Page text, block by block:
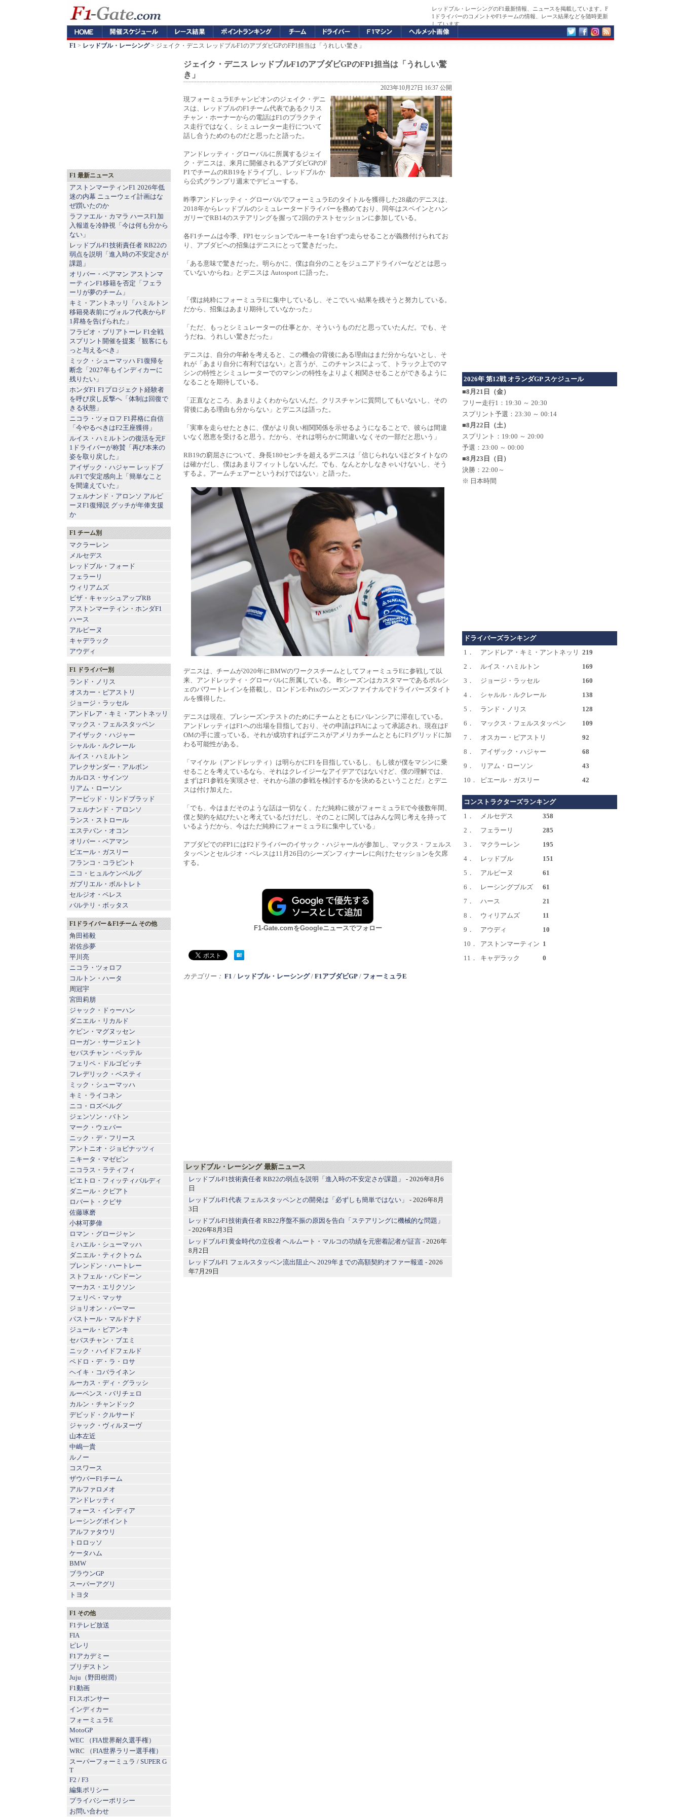
レッドブル・レーシングのF1最新情報、ニュースを掲載しています。F
1ドライバーのコメントやF1チームの情報、レース結果などを随時更新
しています。
F1 > レッドブル・レーシング> ジェイク・デニス レッドブルF1のアブダビGPのFP1担当は「うれしい驚き」
ジェイク・デニス レッドブルF1のアブダビGPのFP1担当は「うれしい驚
き」
2023年10月27日 16:37 公開
現フォーミュラEチャンピオンのジェイク・デニ
スは、レッドブルのF1チーム代表であるクリス
チャン・ホーナーからの電話はF1のプラクティ
ス走行ではなく、シミュレーター走行について
話し合うためのものだと思ったと語った。
アンドレッティ・グローバルに所属するジェイ
ク・デニスは、来月に開催されるアブダビGPのF
P1でチームのRB19をドライブし、レッドブルか
ら公式グランプリ週末でデビューする。
昨季アンドレッティ・グローバルでフォーミュラEのタイトルを獲得した28歳のデニスは、
2018年からレッドブルのシミュレータードライバーを務めており、同年はスペインとハン
ガリーでRB14のステアリングを握って2回のテストセッションに参加している。
各F1チームは今季、FP1セッションでルーキーを1台ずつ走らせることが義務付けられてお
り、アブダビへの招集はデニスにとって驚きだった。
「ある意味で驚きだった。明らかに、僕は自分のことをジュニアドライバーなどとは思っ
ていないからね」とデニスは Autosport に語った。
「僕は純粋にフォーミュラEに集中しているし、そこでいい結果を残そうと努力している。
だから、招集はあまり期待していなかった」
「ただ、もっとシミュレーターの仕事とか、そういうものだと思っていたんだ。でも、そ
うだね、うれしい驚きだった」
デニスは、自分の年齢を考えると、この機会の背後にある理由はまだ分からないとし、そ
れが「あまり自分に有利ではない」と言うが、このチャンスによって、トラック上でのマ
シンの特性とシミュレーターでのマシンの特性をよりよく相関させることができるように
なることを期待している。
「正直なところ、あまりよくわからないんだ。クリスチャンに質問してもいないし、その
背後にある理由も分からない」とデニスは語った。
「実車を走らせたときに、僕がより良い相関関係を示せるようになることで、彼らは間違
いなく恩恵を受けると思う。だから、それは明らかに間違いなくその一部だと思いう」
RB19の窮屈さについて、身長180センチを超えるデニスは「信じられないほどタイトなの
は確かだし、僕はあまりフィットしないんだ。でも、なんとかしなきゃいけないし、そう
するよ。アームチェアーというわけではない」と語った。
デニスは、チームが2020年にBMWのワークスチームとしてフォーミュラEに参戦して以
来、アンドレッティ・グローバルに所属している。 昨シーズンはカスタマーであるポルシ
ェのパワートレインを搭載し、ロンドンE-Prixのシーズンファイナルでドライバーズタイト
ルを獲得した。
デニスは現在、プレシーズンテストのためにチームとともにバレンシアに滞在している。
アンドレッティはF1への出場を目指しており、その申請はFIAによって承認され、現在はF
OMの手に渡っている。それが成功すればデニスがアメリカチームとともにF1グリッドに加
わる可能性がある。
「マイケル（アンドレッティ）は明らかにF1を目指しているし、もし彼が僕をマシンに乗
せることを考えているなら、それはクレイジーなアイデアではないけど、僕の理解では、
まずはF1参戦を実現させ、それから誰の参戦を検討するかを決めるということだ」とデニ
スは付け加えた。
「でも、今はまだそのような話は一切なく、ただ純粋に彼がフォーミュラEで今後数年間、
僕と契約を結びたいと考えているだけだし、そのことに関してはみんな同じ考えを持って
いるようだから、今はただ純粋にフォーミュラEに集中している」
アブダビでのFP1にはF2ドライバーのイサック・ハジャールが参加し、マックス・フェルス
タッペンとセルジオ・ペレスは11月26日のシーズンフィナーレに向けたセッションを欠席
する。
F1-Gate.comをGoogleニュースでフォロー
カテゴリー： F1 / レッドブル・レーシング/ F1アブダビGP / フォーミュラE
レッドブル・レーシング 最新ニュース
レッドブルF1技術責任者 RB22の弱点を説明「進入時の不安定さが課題」
- 2026年8月6
日
レッドブルF1代表 フェルスタッペンとの開発は「必ずしも簡単ではない」
- 2026年8月
3日
レッドブルF1技術責任者 RB22序盤不振の原因を告白「ステアリングに機械的な問題」
- 2026年8月3日
レッドブルF1黄金時代の立役者 ヘルムート・マルコの功績を元密着記者が証言 - 2026年
8月2日
レッドブルF1 フェルスタッペン流出阻止へ 2029年までの高額契約オファー報道 - 2026
年7月29日
F1 最新ニュース
アストンマーティンF1 2026年低
迷の内幕 ニューウェイ計画はな
ぜ躓いたのか
ラファエル・カマラ ハースF1加
入報道を冷静視「今は何も分から
ない」
レッドブルF1技術責任者 RB22の
弱点を説明「進入時の不安定さが
課題」
オリバー・ベアマン アストンマ
ーティンF1移籍を否定「フェラ
ーリが夢のチーム」
キミ・アントネッリ「ハミルトン
移籍発表前にヴォルフ代表からF
1昇格を告げられた」
フラビオ・ブリアトーレ F1全戦
スプリント開催を提案「観客にも
っと与えるべき」
ミック・シューマッハ F1復帰を
断念「2027年もインディカーに
残りたい」
ホンダF1 F1プロジェクト経験者
を呼び戻し反撃へ「体制は回復で
きる状態」
ニコラ・ツォロフ F1昇格に自信
「今やるべきはF2王座獲得」
ルイス・ハミルトンの復活を元F
1ドライバーが称賛「再び本来の
姿を取り戻した」
アイザック・ハジャー レッドブ
ルF1で安定感向上「簡単なこと
を間違えていた」
フェルナンド・アロンソ アルピ
ーヌF1復帰説 グッチが年俸支援
か
F1 チーム別
マクラーレン
メルセデス
レッドブル ・ フォード
フェラーリ
ウィリアムズ
ビザ・キャッシュアップRB
アストンマーティン ・ ホンダF1
ハース
アルピーヌ
キャデラック
アウディ
F1 ドライバー別
ランド・ノリス
オスカー・ピアストリ
ジョージ・ラッセル
アンドレア・キミ・アントネッリ
マックス・フェルスタッペン
アイザック・ハジャー
シャルル・ルクレール
ルイス・ハミルトン
アレクサンダー・アルボン
カルロス・サインツ
リアム・ローソン
アービッド・リンドブラッド
フェルナンド・アロンソ
ランス・ストロール
エステバン・オコン
オリバー・ベアマン
ピエール・ガスリー
フランコ・コラピント
ニコ・ヒュルケンベルグ
ガブリエル・ボルトレト
セルジオ・ペレス
バルテリ・ボッタス
F1ドライバー＆F1チーム その他
角田裕毅
岩佐歩夢
平川亮
ニコラ・ツォロフ
コルトン・ハータ
周冠宇
宮田莉朋
ジャック・ドゥーハン
ダニエル・リカルド
ケビン・マグヌッセン
ローガン・サージェント
セバスチャン・ベッテル
フェリペ・ドルゴビッチ
フレデリック・ベスティ
ミック・シューマッハ
キミ・ライコネン
ニコ・ロズベルグ
ジェンソン・バトン
マーク・ウェバー
ニック・デ・フリース
アントニオ・ジョビナッツィ
ニキータ・マゼピン
ニコラス・ラティフィ
ピエトロ・フィッティパルディ
ダニール・クビアト
ロバート・クビサ
佐藤琢磨
小林可夢偉
ロマン・グロージャン
ミハエル・シューマッハ
ダニエル・ティクトゥム
ブレンドン・ハートレー
ストフェル・バンドーン
マーカス・エリクソン
フェリペ・マッサ
ジョリオン・パーマー
パストール・マルドナド
ジュール・ビアンキ
セバスチャン・ブエミ
ニック・ハイドフェルド
ペドロ・デ・ラ・ロサ
ヘイキ・コバライネン
ルーカス・ディ・グラッシ
ルーベンス・バリチェロ
カルン・チャンドック
デビッド・クルサード
ジャック・ヴィルヌーヴ
山本左近
中嶋一貴
ルノー
コスワース
ザウバーF1チーム
アルファロメオ
アンドレッティ
フォース・インディア
レーシングポイント
アルファタウリ
トロロッソ
ケータハム
BMW
ブラウンGP
スーパーアグリ
トヨタ
F1 その他
F1テレビ放送
FIA
ピレリ
F1アカデミー
ブリヂストン
Juju（野田樹潤）
F1動画
F1スポンサー
インディカー
フォーミュラE
MotoGP
WEC （FIA世界耐久選手権）
WRC （FIA世界ラリー選手権）
スーパーフォーミュラ / SUPER G
T
F2 / F3
編集ポリシー
プライバシーポリシー
お問い合わせ
2026年 第12戦 オランダGP スケジュール
■8月21日（金）
フリー走行1：19:30 ～ 20:30
スプリント予選：23:30 ～ 00:14
■8月22日（土）
スプリント：19:00 ～ 20:00
予選：23:00 ～ 00:00
■8月23日（日）
決勝：22:00～
※ 日本時間
ドライバーズランキング
1．
アンドレア・キミ・アントネッリ 219
2．
ルイス・ハミルトン
169
3．
ジョージ・ラッセル
160
4．
シャルル・ルクレール
138
5．
ランド・ノリス
128
6．
マックス・フェルスタッペン
109
7．
オスカー・ピアストリ
92
8．
アイザック・ハジャー
68
9．
リアム・ローソン
43
10．
ピエール・ガスリー 42
コンストラクターズランキング
1．
メルセデス
358
2．
フェラーリ
285
3．
マクラーレン
195
4．
レッドブル
151
5．
アルピーヌ
61
6．
レーシングブルズ
61
7．
ハース
21
8．
ウィリアムズ
11
9．
アウディ
10
10．
アストンマーティン 1
11．
キャデラック 0